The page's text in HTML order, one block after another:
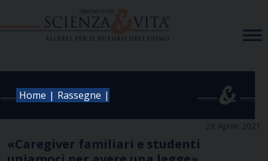
Home | Rassegne |
28 Aprile 2021
«Caregiver familiari e studenti